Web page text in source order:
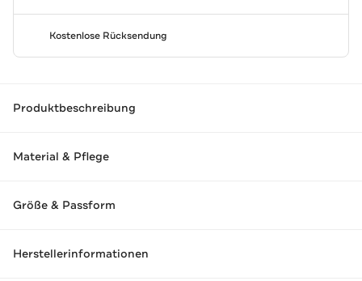
Kostenlose Rücksendung
Produktbeschreibung
Material & Pflege
Größe & Passform
Herstellerinformationen